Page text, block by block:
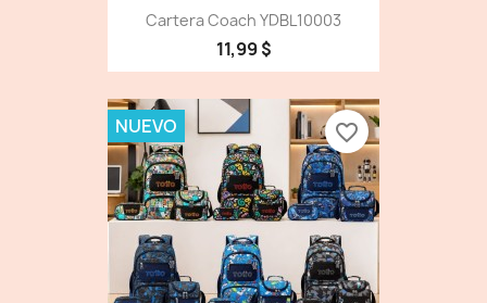
Cartera Coach YDBL10003
11,99 $
NUEVO favorite_border